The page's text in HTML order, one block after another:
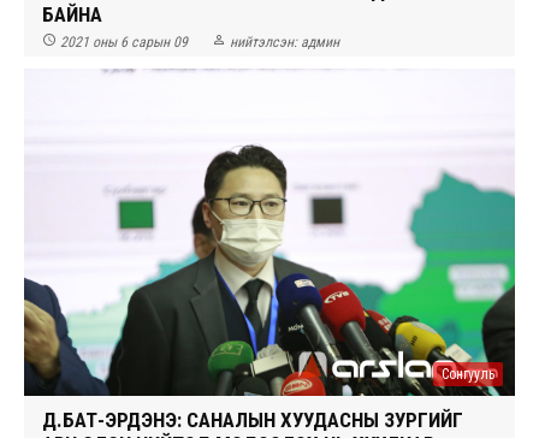
БАЙНА
 2021 оны 6 сарын 09  нийтэлсэн: админ
Сонгууль
Д.БАТ-ЭРДЭНЭ: САНАЛЫН ХУУДАСНЫ ЗУРГИЙГ